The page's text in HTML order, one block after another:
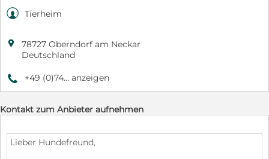
 Tierheim

78727 Oberndorf am Neckar
Deutschland
9 +49 (0)74... anzeigen
Kontakt zum Anbieter aufnehmen